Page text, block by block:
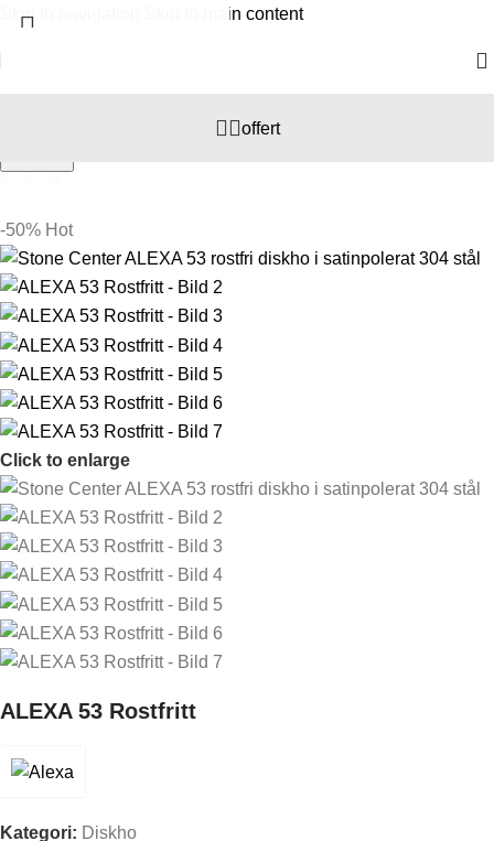
Skip to navigation Skip to main content
offert
-50% Hot
Click to enlarge
ALEXA 53 Rostfritt
Kategori: Diskho